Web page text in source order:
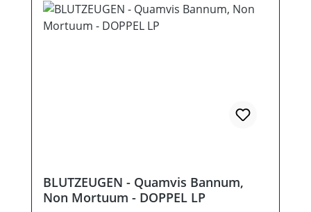
obendrauf. Das ganze kommt im dicken,
eingeschweißten DigiPack + Aufkleber.
BLUTZEUGEN - Quamvis Bannum,
Non Mortuum - DOPPEL LP